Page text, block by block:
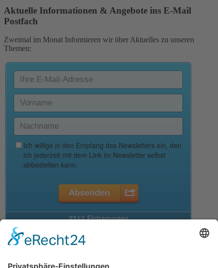
Aktuelle Informationen & Angebote ins E-Mail
Postfach
Zweimal im Monat Informieren wir über Aktuelles zu unseren
Themen:
Deine Auswahl
Startseite